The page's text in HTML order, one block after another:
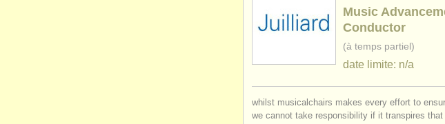
Music
Conductor
(à temps partiel)
date limite: n/a
whilst musicalchairs makes every effort to
we cannot take responsibility if it transpires